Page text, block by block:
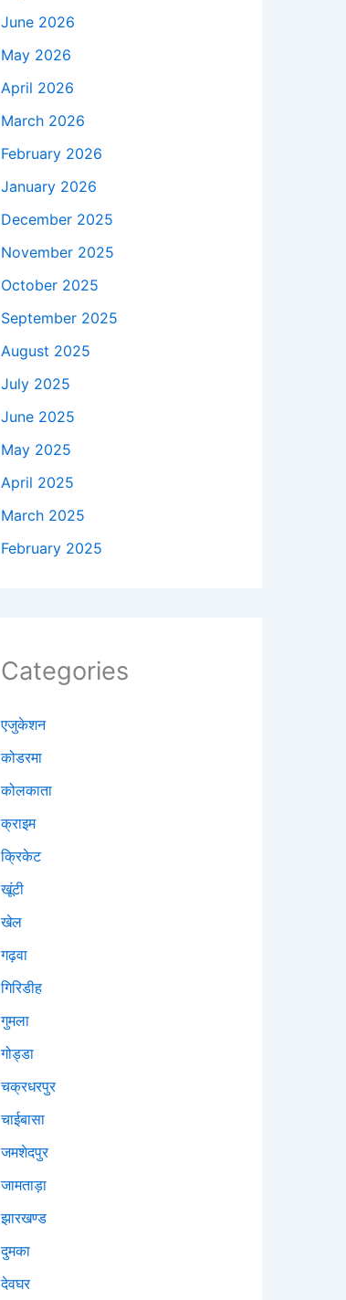
June 2026
May 2026
April 2026
March 2026
February 2026
January 2026
December 2025
November 2025
October 2025
September 2025
August 2025
July 2025
June 2025
May 2025
April 2025
March 2025
February 2025
Categories
एजुकेशन
कोडरमा
कोलकाता
क्राइम
क्रिकेट
खूंटी
खेल
गढ़वा
गिरिडीह
गुमला
गोड्डा
चक्रधरपुर
चाईबासा
जमशेदपुर
जामताड़ा
झारखण्ड
दुमका
देवघर